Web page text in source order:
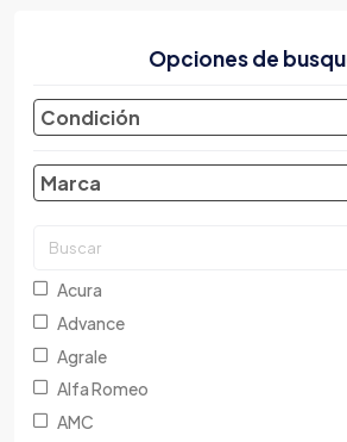
Opciones de
Condición
Marca
Acura
Advance
Agrale
Alfa Romeo
AMC